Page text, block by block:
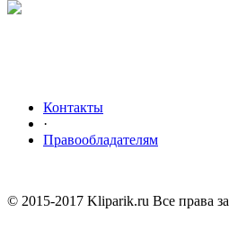
Контакты
·
Правообладателям
© 2015-2017 Kliparik.ru Все права